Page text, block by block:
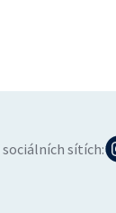
sítích: